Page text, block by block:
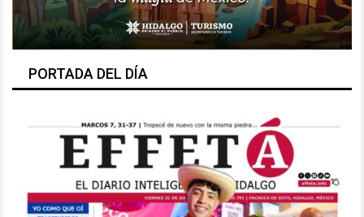
PORTADA DEL DÍA